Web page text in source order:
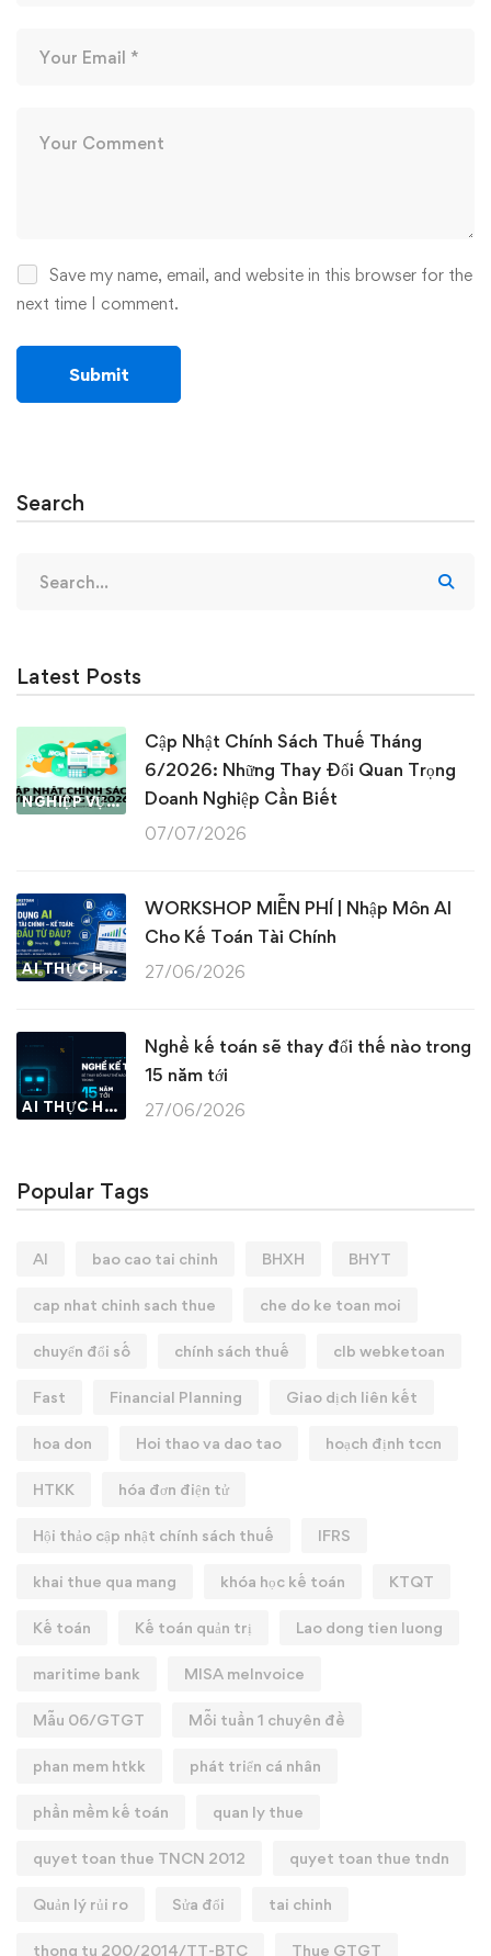
Save my name, email, and website in this browser for the
next time I comment.
Search
for:
Latest Posts
NGHIỆP VỤ KẾ TOÁN & THUẾ
Cập Nhật Chính Sách Thuế Tháng
6/2026: Những Thay Đổi Quan Trọng
Doanh Nghiệp Cần Biết
07/07/2026
AI THỰC HÀNH
WORKSHOP MIỄN PHÍ | Nhập Môn AI
Cho Kế Toán Tài Chính
27/06/2026
AI THỰC HÀNH
Nghề kế toán sẽ thay đổi thế nào trong
15 năm tới
27/06/2026
Popular Tags
AI bao cao tai chinh BHXH BHYT
cap nhat chinh sach thue che do ke toan moi
chuyển đổi số chính sách thuế clb webketoan
Fast Financial Planning Giao dịch liên kết
hoa don Hoi thao va dao tao hoạch định tccn
HTKK hóa đơn điện tử
Hội thảo cập nhật chính sách thuế IFRS
khai thue qua mang khóa học kế toán KTQT
Kế toán Kế toán quản trị Lao dong tien luong
maritime bank MISA meInvoice
Mẫu 06/GTGT Mỗi tuần 1 chuyên đề
phan mem htkk phát triển cá nhân
phần mềm kế toán quan ly thue
quyet toan thue TNCN 2012 quyet toan thue tndn
Quản lý rủi ro Sửa đổi tai chinh
thong tu 200/2014/TT-BTC Thue GTGT